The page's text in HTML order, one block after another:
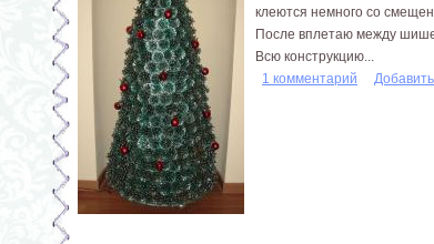
клеются немного со
После вплетаю между
Всю конструкцию...
1 комментарий